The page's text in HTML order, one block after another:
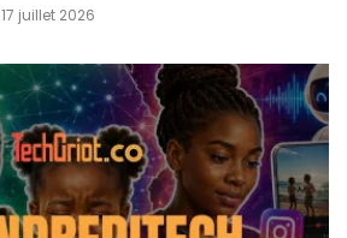
17 juillet 2026